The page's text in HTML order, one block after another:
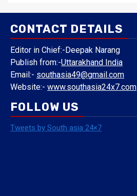
CONTACT DETAILS
Editor in Chief:-Deepak Narang
Publish from:-Uttarakhand India
Email:- southasia49@gmail.com
Website:- www.southasia24x7.com
FOLLOW US
Tweets by South asia 24×7